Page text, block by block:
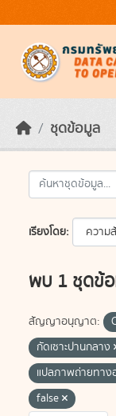
ชุดข้อมูล
เรียงโดย
พบ 1 ชุดข้
สัญญาอนุญาต:
กัดเซาะปานกลาง
แปลภาพถ่ายทาง
false